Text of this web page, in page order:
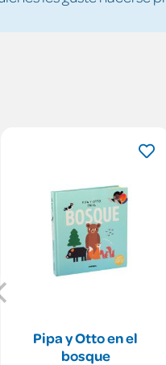
Pipa y Otto en el
bosque